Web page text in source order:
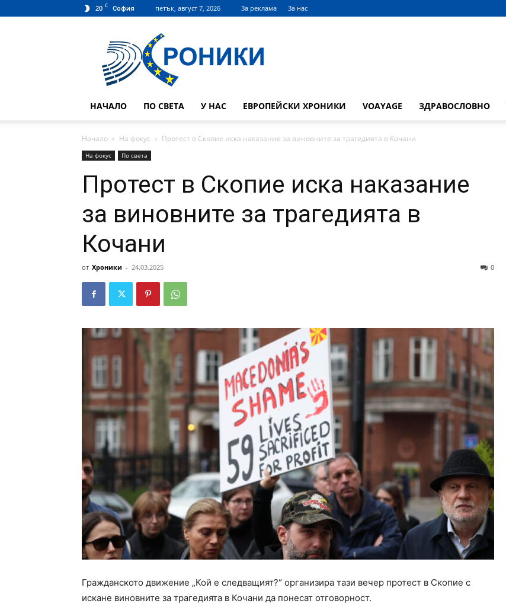
20 C София петък, август 7, 2026 За реклама За нас
НАЧАЛО ПО СВЕТА У НАС ЕВРОПЕЙСКИ ХРОНИКИ VOAYAGE ЗДРАВОСЛОВНО
Начало На фокус Протест в Скопие иска наказание за виновните за трагедията в Кочани
На фокус По света
Протест в Скопие иска наказание
за виновните за трагедията в
Кочани
от Хроники - 24.03.2025 0
Гражданското движение „Кой е следващият?“ организира тази вечер протест в Скопие с
искане виновните за трагедията в Кочани да понесат отговорност.